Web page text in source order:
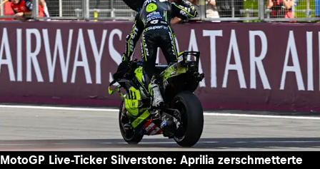
MotoGP Live-Ticker Silverstone: Aprilia zerschmetterte